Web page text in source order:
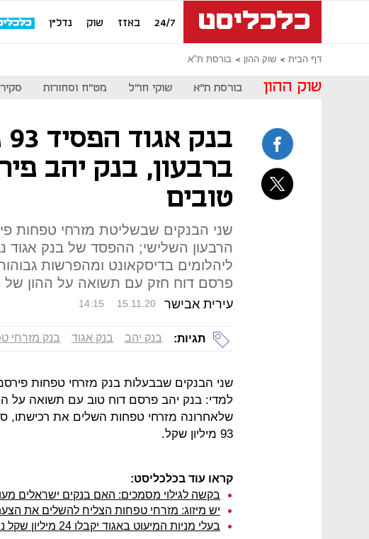
24/7 באזז שוק נדל"ן
דף הבית שוק ההון בורסת ת"א
שוק ההון בורסת ת"א שוקי חו"ל מט"ח וסחורות
ברבעון, בנק יהב
טובים
שני הבנקים שבשליטת מזרחי טפחות
הרבעון השלישי; ההפסד של בנק אגוד
ליהלומים בדיסקאונט ומהפרשות
פרסם דוח חזק עם תשואה על ההון של 11%
עירית אבישר 14:15 15.11.20
תגיות: בנק יהב בנק אגוד בנק מזרחי
שני הבנקים שבבעלות בנק מזרחי טפחות
שלאחרונה מזרחי טפחות השלים את רכישתו,
93 מיליון שקל.
קראו עוד בכלכליסט:
בקשה לגילוי מסמכים: האם בנקים ישראלים
יש מיזוג: מזרחי טפחות הצליח להשלים את
בעלי מניות המיעוט באגוד יקבלו 24 מיליון שקל נוספים במזומן